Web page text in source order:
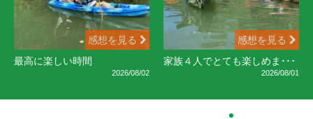
感想を見る
最高に楽しい時間
2026/08/02
感想を見る
家族４人でとても楽しめま･･･
2026/08/01